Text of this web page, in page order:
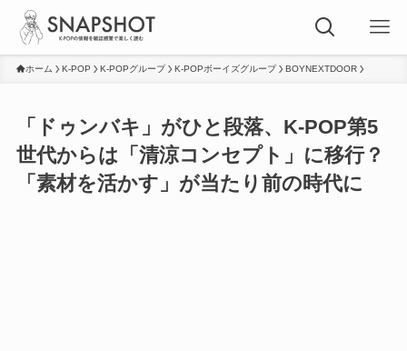
ホーム K-POP K-POPグループ K-POPボーイズグループ BOYNEXTDOOR
「ドゥンバキ」がひと段落、K-POP第5
世代からは「清涼コンセプト」に移行？
「素材を活かす」が当たり前の時代に